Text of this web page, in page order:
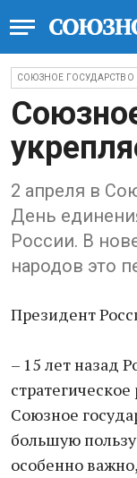
СОЮЗНОЕ ГОСУДАРСТВО
2 апреля в
День
России. В
народов это
Президент
– 15 лет назад
Союзное
большую
особенно